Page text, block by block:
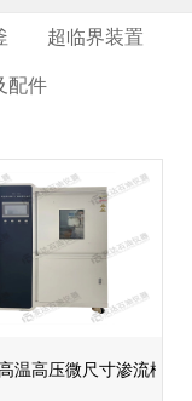
超临界装置
配件
温高压微尺寸渗流模拟